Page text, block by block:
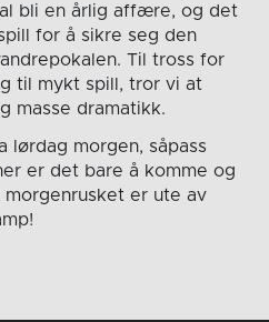
bli en årlig affære, og det
for å sikre seg den
Til tross for
til mykt spill, tror vi at
masse dramatikk.
lørdag morgen, såpass
er det bare å komme og
er ute av